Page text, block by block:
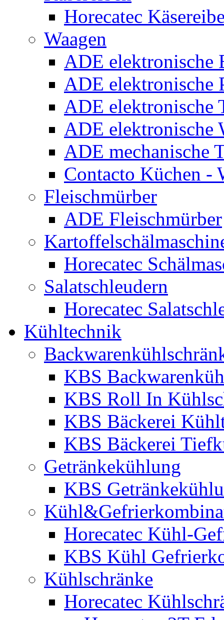
Horecatec
Waagen
ADE elektronische
ADE elektronische
ADE elektronische
ADE elektronische
ADE mechanische
Contacto Küchen -
Fleischmürber
ADE Fleischmürber
Horecatec
Salatschleudern
Horecatec
Kühltechnik
KBS
KBS Roll In
KBS Bäckerei
KBS Bäckerei
Getränkekühlung
KBS
Horecatec Kühl-
KBS Kühl
Kühlschränke
Horecatec